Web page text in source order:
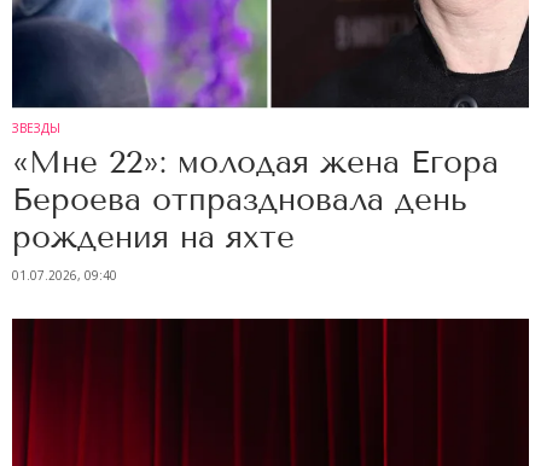
ЗВЕЗДЫ
«Мне 22»: молодая жена Егора
Бероева отпраздновала день
рождения на яхте
01.07.2026, 09:40